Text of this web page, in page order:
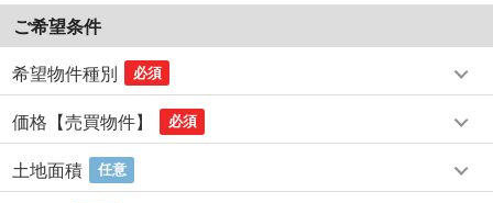
ご希望条件
希望物件種別 必須
価格【売買物件】 必須
土地面積 任意